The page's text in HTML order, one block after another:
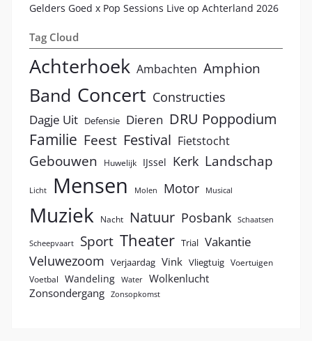
Gelders Goed x Pop Sessions Live op Achterland 2026
Tag Cloud
Achterhoek Ambachten Amphion
Band Concert Constructies
Dagje Uit Defensie Dieren DRU Poppodium
Familie Feest Festival Fietstocht
Gebouwen Huwelijk IJssel Kerk Landschap
Licht Mensen Molen Motor Musical
Muziek Nacht Natuur Posbank Schaatsen
Scheepvaart Sport Theater Trial Vakantie
Veluwezoom Verjaardag Vink Vliegtuig Voertuigen
Voetbal
Wandeling Water
Wolkenlucht
Zonsondergang
Zonsopkomst